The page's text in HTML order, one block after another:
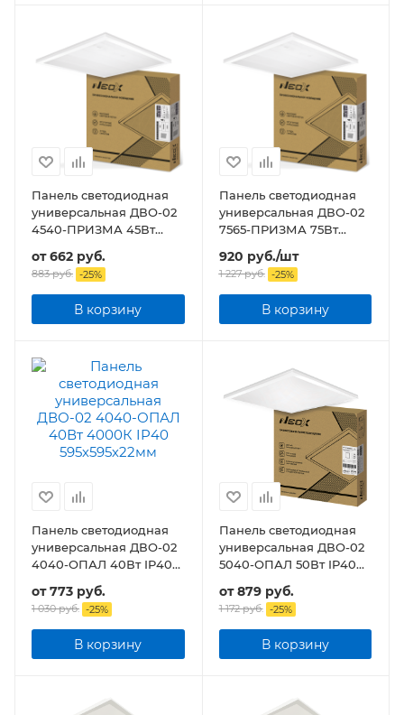
Панель светодиодная
универсальная ДВО-02
4540-ПРИЗМА 45Вт
от662 руб.
883 руб. -25%
В корзину
Панель светодиодная
универсальная ДВО-02
7565-ПРИЗМА 75Вт
6500K IP40
595х595х19мм
920 руб./шт
1 227руб. -25%
В корзину
Панель светодиодная
универсальная ДВО-02
4040-ОПАЛ 40Вт IP40
595х595х22мм
от773 руб.
1 030 руб. -25%
В корзину
Панель светодиодная
универсальная ДВО-02
5040-ОПАЛ 50Вт IP40
595х595х22мм
от879 руб.
1 172 руб. -25%
В корзину